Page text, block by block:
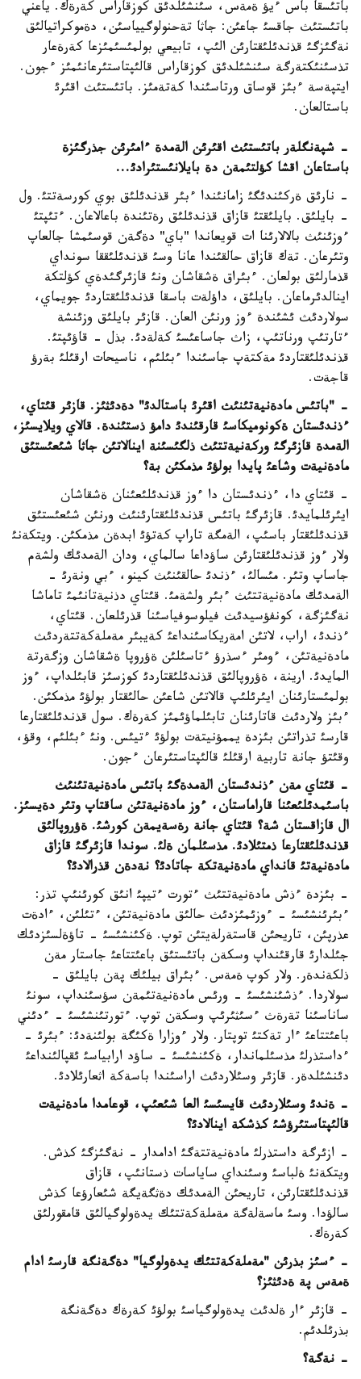
باتئسقا باس ءيؤ ةمةس، سئنشئلدئق كوزقاراس كةرةك. ياعني
باتئستئث جاقسئ جاعئن: جاثا تةحنولوگيياسئن، دةموكراتيالئق
نةگئزگئ قذندئلئقتارئن الئپ، تابيعي بولمئسئمئزعا كةرةعار
تذسئنئكتةرگة سئنشئلدئق كوزقاراس قالئپتاستئرعانئمئز ءجون.
ايتپةسة ءبئز قوساق ورتاسئندا كةتةمئز. باتئستئث اقئرئ
باستالعان.
- شپةنگلةر باتئستئث اقئرئن الةمدة ءامئرئن جذرگئزة
باستاعان اقشا كؤلتئمةن دة بايلانئستئرادئ...
- نارئق ةركئندئگئ زامانئندا ءبئر قذندئلئق بوي كورسةتتئ. ول
- بايلئق. بايلئقتئ قازاق قذندئلئق رةتئندة باعالاعان. ءتئپتئ
ءوزئنئث بالالارئنا ات قويعاندا "باي" دةگةن قوسئمشا جالعاپ
وتئرعان. تةك قازاق حالقئندا عانا وسئ قذندئلئققا سونداي
قذمارلئق بولعان. ءبئراق ةشقاشان ونئ قازئرگئدةي كؤلتكة
اينالدئرماعان. بايلئق، داؤلةت باسقا قذندئلئقتاردئ جويماي،
سولاردئث ئشئندة ءوز ورنئن العان. قازئر بايلئق وزئنشة
ءتارتئپ ورناتئپ، زاث جاساعئسئ كةلةدئ. بذل - قاؤئپتئ.
قذندئلئقتاردئ مةكتةپ جاسئندا ءبئلئم، ناسيحات ارقئلئ بةرؤ
قاجةت.
- "باتئس مادةنيةتئنئث اقئرئ باستالدئ" دةدئثئز. قازئر قئتاي،
ءذندئستان ةكونوميكاسئ قارقئندئ دامؤ ذستئندة. قالاي ويلايسئز،
الةمدة قازئرگئ وركةنيةتتئث ذلگئسئنة اينالاتئن جاثا شئعئستئق
مادةنيةت وشاعئ پايدا بولؤئ مذمكئن بة؟
- قئتاي دا، ءذندئستان دا ءوز قذندئلئعئنان ةشقاشان
ايئرئلمايدئ. قازئرگئ باتئس قذندئلئقتارئنئث ورنئن شئعئستئق
قذندئلئقتار باسئپ، الةمگة تاراپ كةتؤئ ابدةن مذمكئن. ويتكةنئ
ولار ءوز قذندئلئقتارئن ساؤداعا سالماي، ودان الةمدئك ولشةم
جاساپ وتئر. مئسالئ، ءذندئ حالقئنئث كينو، ءبي ونةرئ -
الةمدئك مادةنيةتتئث ءبئر ولشةمئ. قئتاي دذنيةتانئمئ تاماشا
نةگئزگة، كونفؤسيدئث فيلوسوفياسئنا قذرئلعان. قئتاي،
ءذندئ، اراب، لاتئن امةريكاسئنداعئ كةيبئر مةملةكةتتةردئث
مادةنيةتئن، ءومئر ءسذرؤ ءتاسئلئن ةؤروپا ةشقاشان وزگةرتة
المايدئ. ارينة، ةؤروپالئق قذندئلئقتاردئ كوزسئز قابئلداپ، ءوز
بولمئستارئنان ايئرئلئپ قالاتئن شاعئن حالئقتار بولؤئ مذمكئن.
ءبئز ولاردئث قاتارئنان تابئلماؤئمئز كةرةك. سول قذندئلئقتارعا
قارسئ تذراتئن بئزدة يممؤنيتةت بولؤئ ءتيئس. ونئ ءبئلئم، وقؤ،
وقئتؤ جانة تاربية ارقئلئ قالئپتاستئرعان ءجون.
- قئتاي مةن ءذندئستان الةمدةگئ باتئس مادةنيةتئنئث
باسئمدئلئعئنا قاراماستان، ءوز مادةنيةتئن ساقتاپ وتئر دةيسئز.
ال قازاقستان شة؟ قئتاي جانة رةسةيمةن كورشئ. ةؤروپالئق
قذندئلئقتارعا ذمتئلادئ. مذسئلمان ةلئ. سوندا قازئرگئ قازاق
مادةنيةتئ قانداي مادةنيةتكة جاتادئ؟ نةدةن قذرالادئ؟
- بئزدة ءذش مادةنيةتتئث ءتورت ءتيپئ انئق كورئنئپ تذر:
ءبئرئنشئسئ - ءوزئمئزدئث حالئق مادةنيةتئن، ءتئلئن، ءادةت
عذرپئن، تاريحئن قاستةرلةيتئن توپ. ةكئنشئسئ - تاؤةلسئزدئك
جئلدارئ قارقئنداپ وسكةن باتئستئق باعئتتاعئ جاستار مةن
ذلكةندةر. ولار كوپ ةمةس. ءبئراق بيلئك پةن بايلئق -
سولاردا. ءذشئنشئسئ - ورئس مادةنيةتئمةن سؤسئنداپ، سونئ
ساناسئنا تةرةث ءسئثئرئپ وسكةن توپ. ءتورتئنشئسئ - ءدئني
باعئتتاعئ ءار تةكتئ توپتار. ولار ءوزارا ةكئگة بولئنةدئ: ءبئرئ -
ءداستذرلئ مذسئلماندار، ةكئنشئسئ - ساؤد ارابياسئ ئقپالئنداعئ
دئنشئلدةر. قازئر وسئلاردئث اراسئندا باسةكة اثعارئلادئ.
- ةندئ وسئلاردئث قايسئسئ العا شئعئپ، قوعامدا مادةنيةت
قالئپتاستئرؤشئ كذشكة اينالادئ؟
- ازئرگة داستذرلئ مادةنيةتتةگئ ادامدار - نةگئزگئ كذش.
ويتكةنئ ةلباسئ وسئنداي ساياسات ذستانئپ، قازاق
قذندئلئقتارئن، تاريحئن الةمدئك دةثگةيگة شئعارؤعا كذش
سالؤدا. وسئ ماسةلةگة مةملةكةتتئك يدةولوگيالئق قامقورلئق
كةرةك.
- ءسئز بذرئن "مةملةكةتتئك يدةولوگيا" دةگةنگة قارسئ ادام
ةمةس پة ةدئثئز؟
- قازئر ءار ةلدئث يدةولوگياسئ بولؤئ كةرةك دةگةنگة
بذرئلدئم.
- نةگة؟